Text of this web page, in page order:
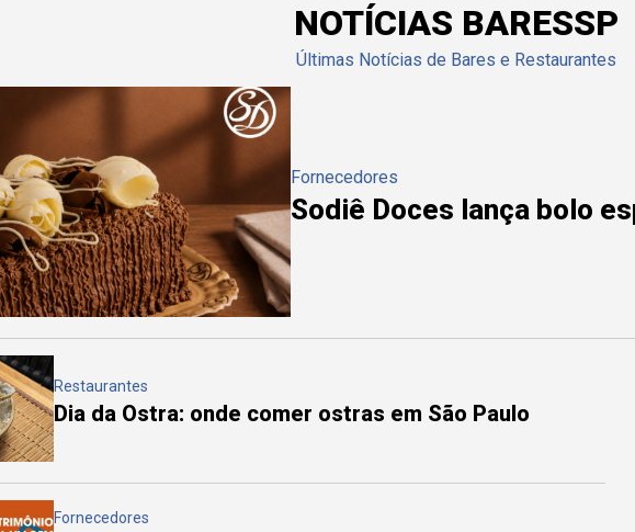
NOTÍCIAS BARESSP
Últimas Notícias de Bares e Restaurantes
Fornecedores
Sodiê Doces lança bolo
Restaurantes
Dia da Ostra: onde comer ostras em São Paulo
Fornecedores